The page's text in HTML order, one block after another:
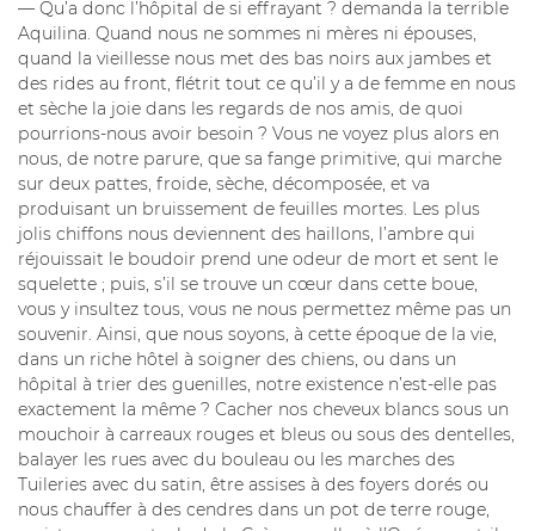
— Qu’a donc l’hôpital de si effrayant ? demanda la terrible
Aquilina. Quand nous ne sommes ni mères ni épouses,
quand la vieillesse nous met des bas noirs aux jambes et
des rides au front, flétrit tout ce qu’il y a de femme en nous
et sèche la joie dans les regards de nos amis, de quoi
pourrions-nous avoir besoin ? Vous ne voyez plus alors en
nous, de notre parure, que sa fange primitive, qui marche
sur deux pattes, froide, sèche, décomposée, et va
produisant un bruissement de feuilles mortes. Les plus
jolis chiffons nous deviennent des haillons, l’ambre qui
réjouissait le boudoir prend une odeur de mort et sent le
squelette ; puis, s’il se trouve un cœur dans cette boue,
vous y insultez tous, vous ne nous permettez même pas un
souvenir. Ainsi, que nous soyons, à cette époque de la vie,
dans un riche hôtel à soigner des chiens, ou dans un
hôpital à trier des guenilles, notre existence n’est-elle pas
exactement la même ? Cacher nos cheveux blancs sous un
mouchoir à carreaux rouges et bleus ou sous des dentelles,
balayer les rues avec du bouleau ou les marches des
Tuileries avec du satin, être assises à des foyers dorés ou
nous chauffer à des cendres dans un pot de terre rouge,